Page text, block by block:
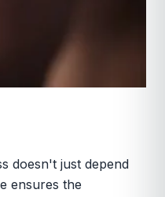
doesn't just depend
ensures the